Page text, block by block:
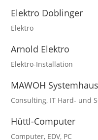
Elektro Doblinger
Elektro
Arnold Elektro
Elektro-Installation
MAWOH
Consulting, IT Hard- und
Hüttl-Computer
Computer, EDV, PC